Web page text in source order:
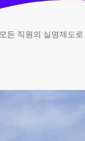
모든 직원의 실명제도로